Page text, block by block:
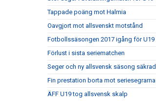
Tappade poäng mot Halmia
Oavgjort mot allsvenskt motstånd
Fotbollssäsongen 2017 igång för U19
Förlust i sista seriematchen
Seger och ny allsvensk säsong säkrad
Fin prestation borta mot seriesegrarna
ÄFF U19 tog allsvensk skalp